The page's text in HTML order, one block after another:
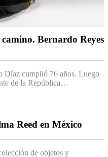
Bernardo Reyes
Díaz cumplió 76 años. Luego
de la República…
Reed en México
de objetos y